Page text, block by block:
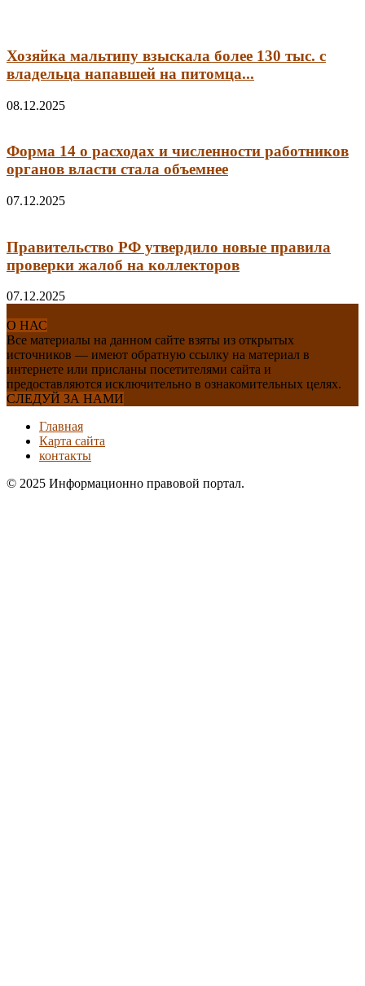
Хозяйка мальтипу взыскала более 130 тыс. с
владельца напавшей на питомца...
08.12.2025
Форма 14 о расходах и численности работников
органов власти стала объемнее
07.12.2025
Правительство РФ утвердило новые правила
проверки жалоб на коллекторов
07.12.2025
О НАС
Все материалы на данном сайте взяты из открытых
источников — имеют обратную ссылку на материал в
интернете или присланы посетителями сайта и
предоставляются исключительно в ознакомительных целях.
СЛЕДУЙ ЗА НАМИ
Главная
Карта сайта
контакты
© 2025 Информационно правовой портал.